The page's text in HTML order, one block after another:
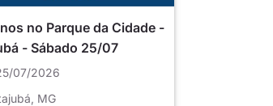
no Parque da Cidade -
- Sábado 25/07
07/2026
, MG